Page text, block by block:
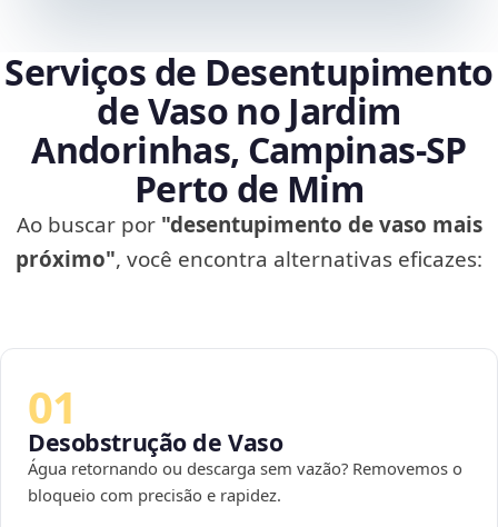
Serviços de Desentupimento
de Vaso no Jardim
Andorinhas, Campinas‑SP
Perto de Mim
Ao buscar por "desentupimento de vaso mais
próximo", você encontra alternativas eficazes:
01
Desobstrução de Vaso
Água retornando ou descarga sem vazão? Removemos o
bloqueio com precisão e rapidez.